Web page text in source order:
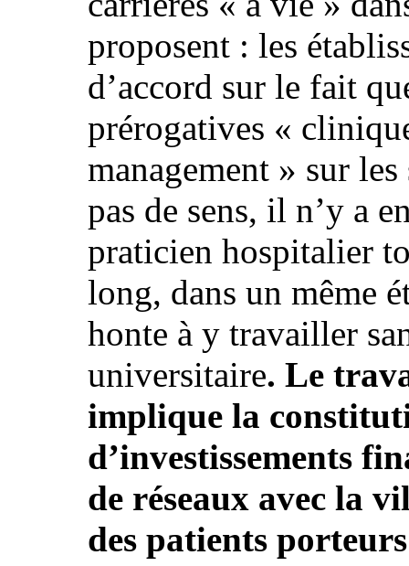
proposent : les
d’accord sur le fait
prérogatives «
management » sur
pas de sens, il n’y a
praticien hospitalier
long, dans un même
honte à y travailler
universitaire. Le
implique la
d’investissements
de réseaux avec la
des patients